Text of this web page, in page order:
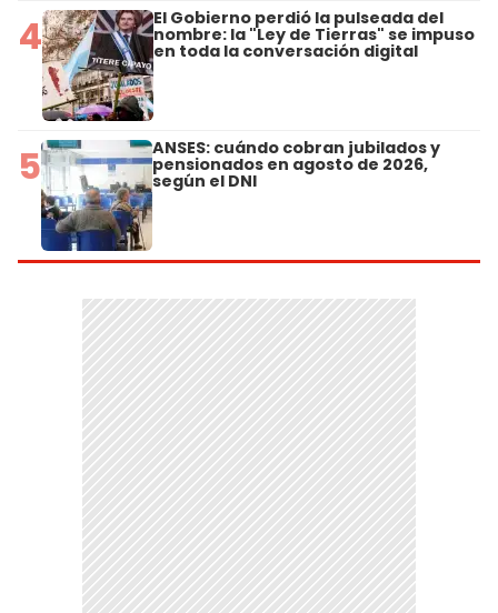
4 El Gobierno perdió la pulseada del
nombre: la "Ley de Tierras" se impuso
en toda la conversación digital
5 ANSES: cuándo cobran jubilados y
pensionados en agosto de 2026,
según el DNI